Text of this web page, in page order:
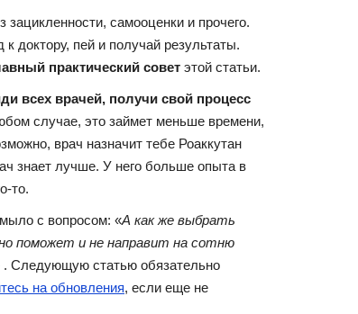
самооценки и прочего.
доктору, пей и получай результаты.
практический совет этой статьи.
всех врачей, получи свой процесс
случае, это займет меньше времени,
врач назначит тебе Роаккутан
знает лучше. У него больше опыта в
то.
с вопросом: «А как же выбрать
поможет и не направит на сотню
. Следующую статью обязательно
на обновления, если еще не